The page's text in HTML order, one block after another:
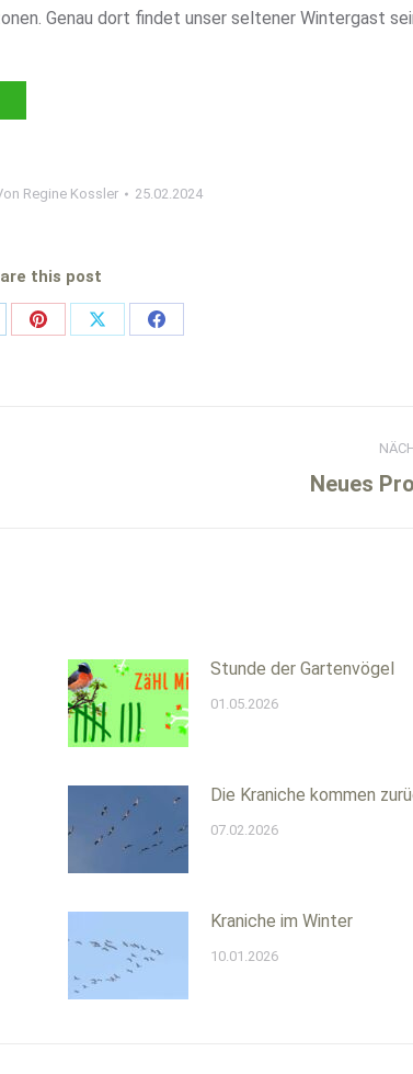
Genau dort findet unser seltener Wintergast
Regine Kossler 25.02.2024
this post
Share
Share
Share
Neues
Stunde der Gartenvögel
01.05.2026
Die Kraniche kommen
07.02.2026
Kraniche im Winter
10.01.2026